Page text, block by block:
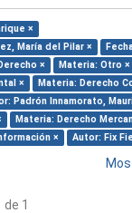
×
María del Pilar ×
×
Materia: Otro ×
×
Materia: Derecho
Padrón Innamorato,
Materia: Derecho
×
Autor: Fix
1